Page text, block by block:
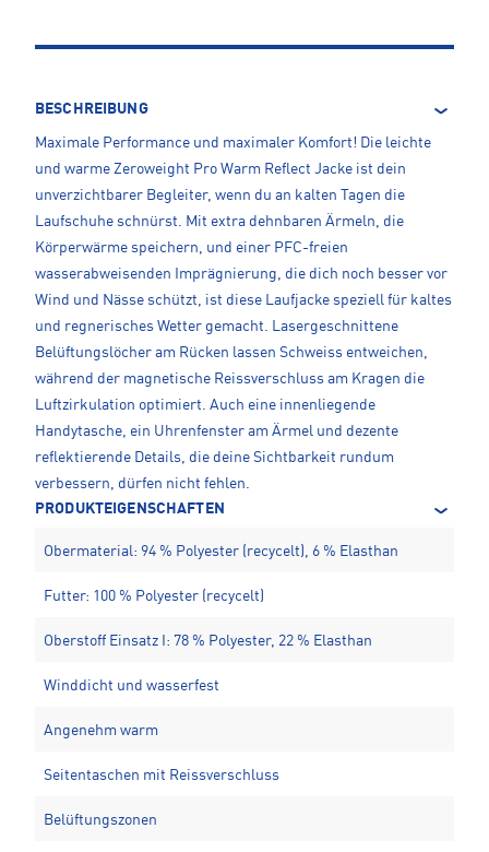
BESCHREIBUNG
Maximale Performance und maximaler Komfort! Die leichte
und warme Zeroweight Pro Warm Reflect Jacke ist dein
unverzichtbarer Begleiter, wenn du an kalten Tagen die
Laufschuhe schnürst. Mit extra dehnbaren Ärmeln, die
Körperwärme speichern, und einer PFC-freien
wasserabweisenden Imprägnierung, die dich noch besser vor
Wind und Nässe schützt, ist diese Laufjacke speziell für kaltes
und regnerisches Wetter gemacht. Lasergeschnittene
Belüftungslöcher am Rücken lassen Schweiss entweichen,
während der magnetische Reissverschluss am Kragen die
Luftzirkulation optimiert. Auch eine innenliegende
Handytasche, ein Uhrenfenster am Ärmel und dezente
reflektierende Details, die deine Sichtbarkeit rundum
verbessern, dürfen nicht fehlen.
PRODUKTEIGENSCHAFTEN
Obermaterial: 94 % Polyester (recycelt), 6 % Elasthan
Futter: 100 % Polyester (recycelt)
Oberstoff Einsatz I: 78 % Polyester, 22 % Elasthan
Winddicht und wasserfest
Angenehm warm
Seitentaschen mit Reissverschluss
Belüftungszonen